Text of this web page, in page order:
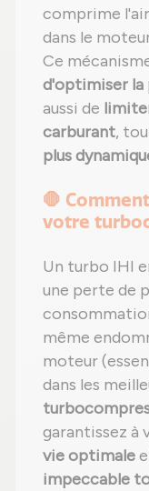
comprime
dans le
Ce
d'optimiser la
aussi de
carburant,
plus
🛑
votre
Un turbo IHI
une perte de
même
moteur
dans les
garantissez à
vie optimale
impeccable